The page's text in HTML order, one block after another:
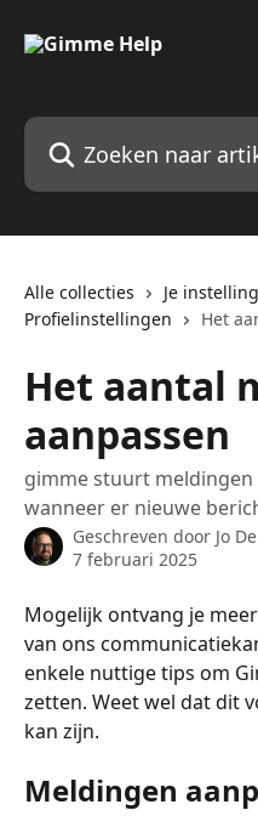
Zoeken naar artikelen ...
Alle collecties
Je
Profielinstellingen
Het
Het aantal
aanpassen
gimme stuurt
wanneer er nieuwe
Geschreven door Jo
7 februari 2025
Mogelijk ontvang je
van ons
enkele nuttige tips om
zetten. Weet wel dat dit
kan zijn.
Meldingen